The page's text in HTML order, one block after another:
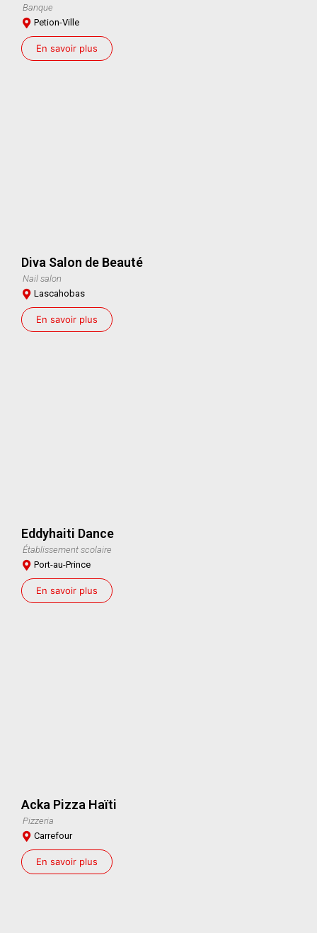
Banque
Petion-Ville
En savoir plus
Diva Salon de Beauté
Nail salon
Lascahobas
En savoir plus
Eddyhaiti Dance
Établissement scolaire
Port-au-Prince
En savoir plus
Acka Pizza Haïti
Pizzeria
Carrefour
En savoir plus